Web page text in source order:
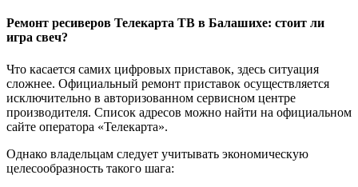
Ремонт ресиверов Телекарта ТВ в Балашихе: стоит ли
игра свеч?
Что касается самих цифровых приставок, здесь ситуация
сложнее. Официальный ремонт приставок осуществляется
исключительно в авторизованном сервисном центре
производителя. Список адресов можно найти на официальном
сайте оператора «Телекарта».
Однако владельцам следует учитывать экономическую
целесообразность такого шага: